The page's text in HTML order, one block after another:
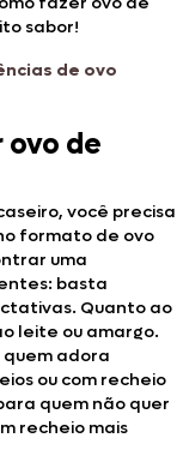
sabor!
de ovo
ovo de
você precisa
formato de ovo
uma
basta
Quanto ao
leite ou amargo.
adora
ou com recheio
quem não quer
recheio mais